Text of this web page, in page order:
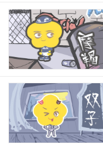
非单身人士来说，
感情当中受到烂桃
同时也需要留意
对于单身人士来说
经常受到一些烂
触的过程中仔细辨
5月24日到5月